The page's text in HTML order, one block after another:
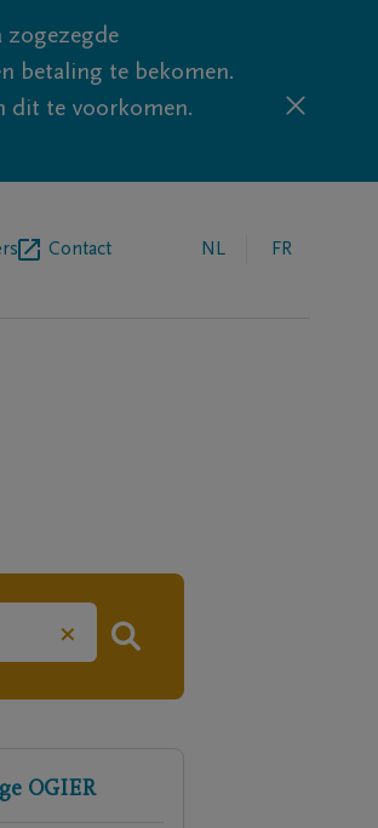
zogezegde
betaling te bekomen.
dit te voorkomen.
Contact NL FR
×
OGIER